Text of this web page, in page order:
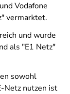
Vodafone
vermarktet.
und wurde
als "E1 Netz"
sowohl
Netz nutzen ist